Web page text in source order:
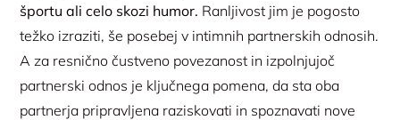
športu ali celo skozi humor. Ranljivost jim je pogosto
težko izraziti, še posebej v intimnih partnerskih odnosih.
A za resnično čustveno povezanost in izpolnjujoč
partnerski odnos je ključnega pomena, da sta oba
partnerja pripravljena raziskovati in spoznavati nove